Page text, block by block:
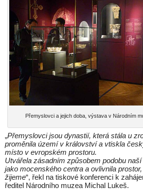
Přemyslovci a jejich doba, výstava v Národním
„Přemyslovci jsou dynastií, která stála u
proměnila území v království a vtiskla
místo v evropském prostoru.
Utvářela zásadním způsobem podobu
jako mocenského centra a ovlivnila
žijeme“, řekl na tiskové konferenci k
ředitel Národního muzea Michal Lukeš.